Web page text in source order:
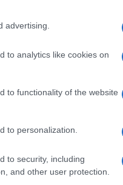
advertising.
to analytics like cookies on
to functionality of the website
to personalization.
to security, including
and other user protection.